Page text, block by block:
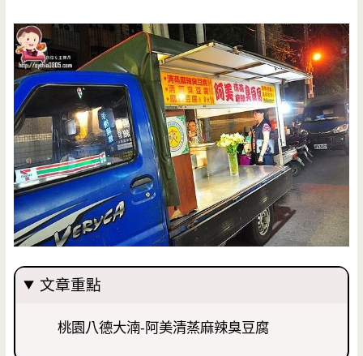
文章重點
桃園八德大湳-阿美清蒸麻辣臭豆腐